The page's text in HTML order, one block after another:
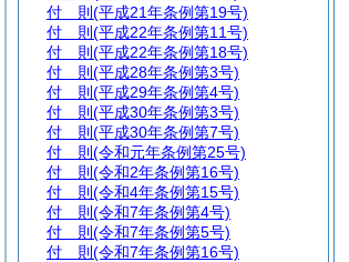
付 則 (平成21年条例第19号)
付 則 (平成22年条例第11号)
付 則 (平成22年条例第18号)
付 則 (平成28年条例第3号)
付 則 (平成29年条例第4号)
付 則 (平成30年条例第3号)
付 則 (平成30年条例第7号)
付 則 (令和元年条例第25号)
付 則 (令和2年条例第16号)
付 則 (令和4年条例第15号)
付 則 (令和7年条例第4号)
付 則 (令和7年条例第5号)
付 則 (令和7年条例第16号)